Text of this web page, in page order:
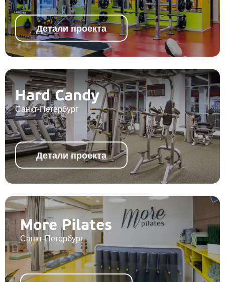
Детали проекта
Hard Candy
Санкт-Петербург
Детали проекта
More Pilates
Санкт-Петербург